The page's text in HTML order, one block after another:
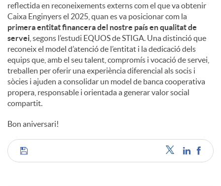
reflectida en reconeixements externs com el que va obtenir
Caixa Enginyers el 2025, quan es va posicionar com la
primera entitat financera del nostre país en qualitat de
servei , segons l’estudi EQUOS de STIGA. Una distinció que
reconeix el model d’atenció de l’entitat i la dedicació dels
equips que, amb el seu talent, compromís i vocació de servei,
treballen per oferir una experiència diferencial als socis i
sòcies i ajuden a consolidar un model de banca cooperativa
propera, responsable i orientada a generar valor social
compartit.
Bon aniversari!
C